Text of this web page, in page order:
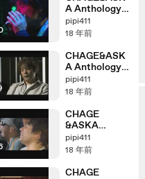
A Anthology
「2003＞2004」
part8_2
pipi411
18 年前
CHAGE&ASK
A Anthology
「2003＞2004」
part8_1
pipi411
18 年前
CHAGE
&ASKA
Anthology
「2002＞2003」
pipi411
18 年前
CHAGE